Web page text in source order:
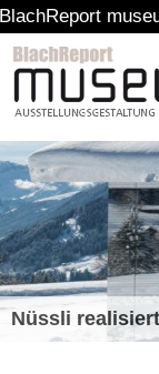
museum geht
Nüssli